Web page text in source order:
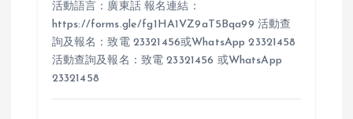
活動語言：廣東話 報名連結：
https://forms.gle/fg1HA1VZ9aT5Bqa99 活動查
詢及報名：致電 23321456或WhatsApp 23321458
活動查詢及報名：致電 23321456 或WhatsApp
23321458